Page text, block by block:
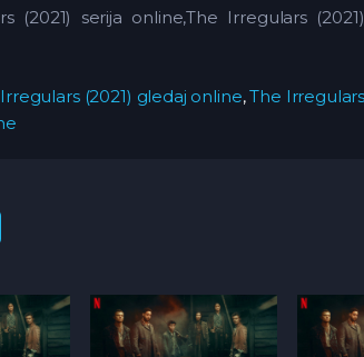
(2021) serija online,The Irregulars
(2021) gledaj online,The